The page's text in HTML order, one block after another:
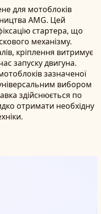
для мотоблоків
AMG. Цей
стартера, що
механізму.
кріплення витримує
запуску двигуна.
зазначеної
вибором
здійснюється по
отримати необхідну